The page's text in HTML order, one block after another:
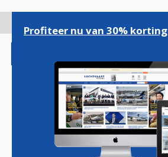
gaan
Magazine Podcasts
Profiteer nu van 30% korting